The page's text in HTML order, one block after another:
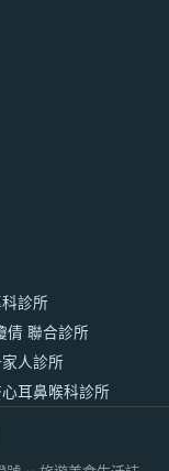
診所
倩 聯合診所
人診所
耳鼻喉科診所